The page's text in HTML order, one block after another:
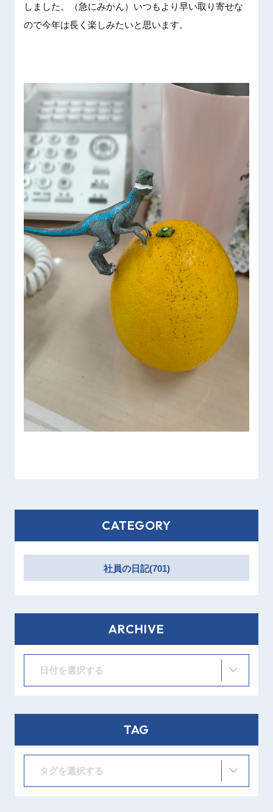
しました。（急にみかん）いつもより早い取り寄せな
ので今年は長く楽しみたいと思います。
CATEGORY
社員の日記(701)
ARCHIVE
日付を選択する
TAG
タグを選択する